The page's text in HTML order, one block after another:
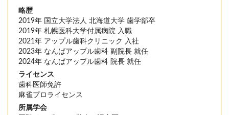
略歴
2019年 国立大学法人 北海道大学 歯学部卒
2019年 札幌医科大学付属病院 入職
2021年 アップル歯科クリニック 入社
2023年 なんばアップル歯科 副院長 就任
2024年 なんばアップル歯科 院長 就任
ライセンス
歯科医師免許
麻雀プロライセンス
所属学会